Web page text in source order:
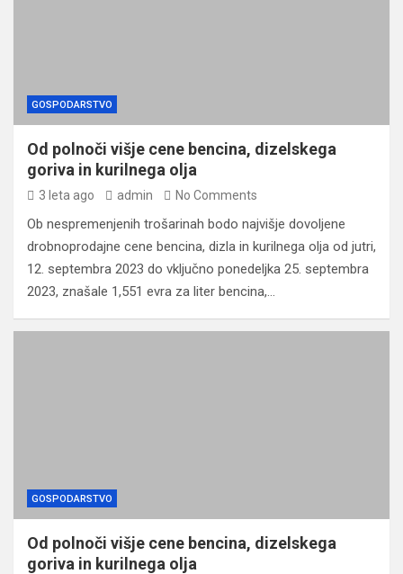
GOSPODARSTVO
Od polnoči višje cene bencina, dizelskega
goriva in kurilnega olja
3 leta ago admin No Comments
Ob nespremenjenih trošarinah bodo najvišje dovoljene
drobnoprodajne cene bencina, dizla in kurilnega olja od jutri,
12. septembra 2023 do vključno ponedeljka 25. septembra
2023, znašale 1,551 evra za liter bencina,…
GOSPODARSTVO
Od polnoči višje cene bencina, dizelskega
goriva in kurilnega olja